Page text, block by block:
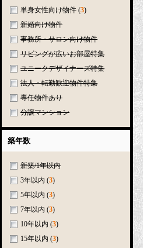
単身女性向け物件 (3)
新婚向け物件
事務所・サロン向け物件
リビングが広いお部屋特集
ユニークデザイナーズ特集
法人・転勤歓迎物件特集
専任物件あり
分譲マンション
築年数
新築/1年以内
3年以内 (3)
5年以内 (3)
7年以内 (3)
10年以内 (3)
15年以内 (3)